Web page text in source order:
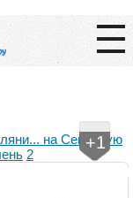
на Северную
2
+1